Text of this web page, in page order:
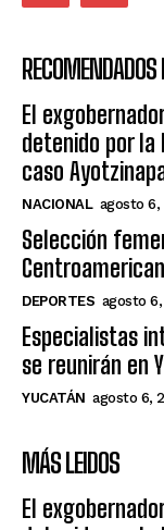
RECOMENDADOS
El
detenido por la
caso
NACIONAL agosto 6,
Selección
DEPORTES agosto
Especialistas
se reunirán en
YUCATÁN agosto 6,
MÁS LEIDOS
El